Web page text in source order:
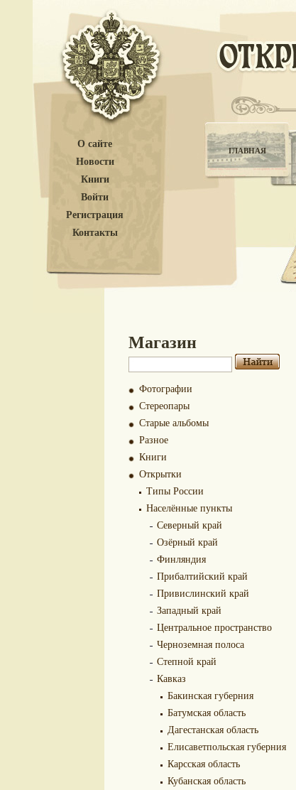
О сайте
Новости
Книги
Войти
Регистрация
Контакты
ГЛАВНАЯ
Магазин
Фотографии
Стереопары
Старые альбомы
Разное
Книги
Открытки
Типы России
Населённые пункты
Северный край
Озёрный край
Финляндия
Прибалтийский край
Привислинский край
Западный край
Центральное пространство
Черноземная полоса
Степной край
Кавказ
Бакинская губерния
Батумская область
Дагестанская область
Елисаветпольская губерния
Карсская область
Кубанская область